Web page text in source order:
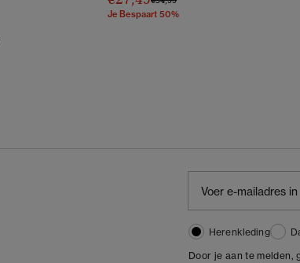
Je Bespaart 50%
Herenkleding
Door je aan te melden,